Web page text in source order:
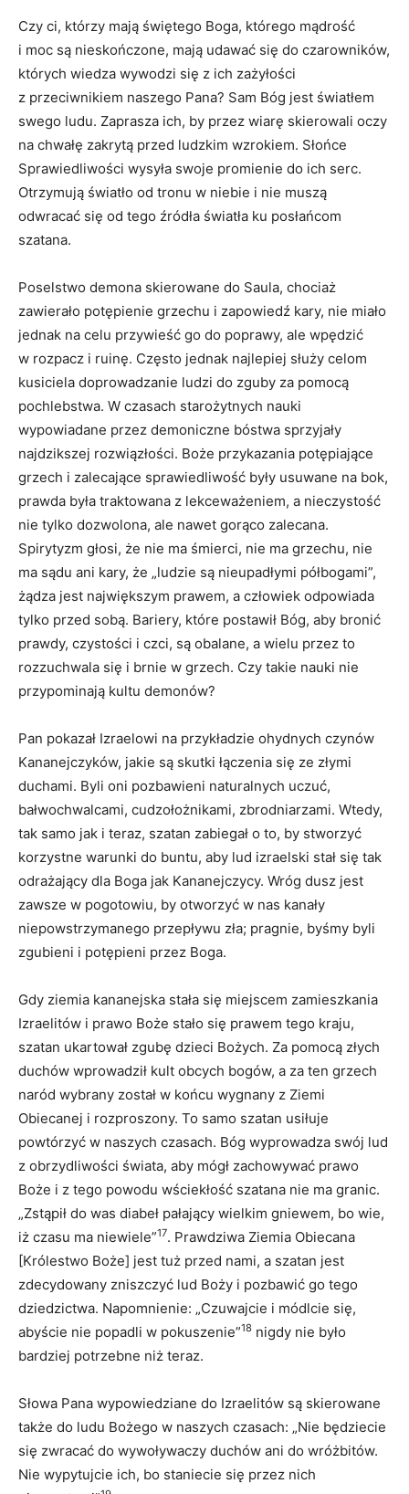
Czy ci, którzy mają świętego Boga, którego mądrość
i moc są nieskończone, mają udawać się do czarowników,
których wiedza wywodzi się z ich zażyłości
z przeciwnikiem naszego Pana? Sam Bóg jest światłem
swego ludu. Zaprasza ich, by przez wiarę skierowali oczy
na chwałę zakrytą przed ludzkim wzrokiem. Słońce
Sprawiedliwości wysyła swoje promienie do ich serc.
Otrzymują światło od tronu w niebie i nie muszą
odwracać się od tego źródła światła ku posłańcom
szatana.
Poselstwo demona skierowane do Saula, chociaż
zawierało potępienie grzechu i zapowiedź kary, nie miało
jednak na celu przywieść go do poprawy, ale wpędzić
w rozpacz i ruinę. Często jednak najlepiej służy celom
kusiciela doprowadzanie ludzi do zguby za pomocą
pochlebstwa. W czasach starożytnych nauki
wypowiadane przez demoniczne bóstwa sprzyjały
najdzikszej rozwiązłości. Boże przykazania potępiające
grzech i zalecające sprawiedliwość były usuwane na bok,
prawda była traktowana z lekceważeniem, a nieczystość
nie tylko dozwolona, ale nawet gorąco zalecana.
Spirytyzm głosi, że nie ma śmierci, nie ma grzechu, nie
ma sądu ani kary, że „ludzie są nieupadłymi półbogami”,
żądza jest największym prawem, a człowiek odpowiada
tylko przed sobą. Bariery, które postawił Bóg, aby bronić
prawdy, czystości i czci, są obalane, a wielu przez to
rozzuchwala się i brnie w grzech. Czy takie nauki nie
przypominają kultu demonów?
Pan pokazał Izraelowi na przykładzie ohydnych czynów
Kananejczyków, jakie są skutki łączenia się ze złymi
duchami. Byli oni pozbawieni naturalnych uczuć,
bałwochwalcami, cudzołożnikami, zbrodniarzami. Wtedy,
tak samo jak i teraz, szatan zabiegał o to, by stworzyć
korzystne warunki do buntu, aby lud izraelski stał się tak
odrażający dla Boga jak Kananejczycy. Wróg dusz jest
zawsze w pogotowiu, by otworzyć w nas kanały
niepowstrzymanego przepływu zła; pragnie, byśmy byli
zgubieni i potępieni przez Boga.
Gdy ziemia kananejska stała się miejscem zamieszkania
Izraelitów i prawo Boże stało się prawem tego kraju,
szatan ukartował zgubę dzieci Bożych. Za pomocą złych
duchów wprowadził kult obcych bogów, a za ten grzech
naród wybrany został w końcu wygnany z Ziemi
Obiecanej i rozproszony. To samo szatan usiłuje
powtórzyć w naszych czasach. Bóg wyprowadza swój lud
z obrzydliwości świata, aby mógł zachowywać prawo
Boże i z tego powodu wściekłość szatana nie ma granic.
„Zstąpił do was diabeł pałający wielkim gniewem, bo wie,
iż czasu ma niewiele”17. Prawdziwa Ziemia Obiecana
[Królestwo Boże] jest tuż przed nami, a szatan jest
zdecydowany zniszczyć lud Boży i pozbawić go tego
dziedzictwa. Napomnienie: „Czuwajcie i módlcie się,
abyście nie popadli w pokuszenie”18 nigdy nie było
bardziej potrzebne niż teraz.
Słowa Pana wypowiedziane do Izraelitów są skierowane
także do ludu Bożego w naszych czasach: „Nie będziecie
się zwracać do wywoływaczy duchów ani do wróżbitów.
Nie wypytujcie ich, bo staniecie się przez nich